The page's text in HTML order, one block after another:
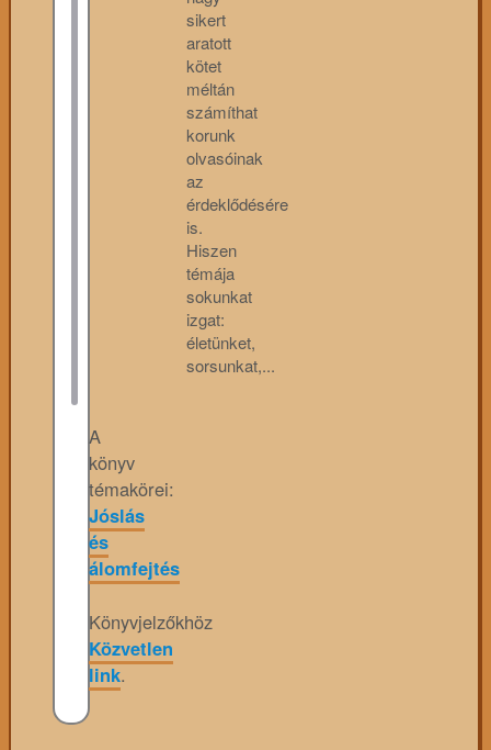
sikert
aratott
kötet
méltán
számíthat
korunk
olvasóinak
az
érdeklődésére
is.
Hiszen
témája
sokunkat
izgat:
életünket,
sorsunkat,...
A
könyv
témakörei:
Jóslás
és
álomfejtés
Könyvjelzőkhöz
Közvetlen
link.